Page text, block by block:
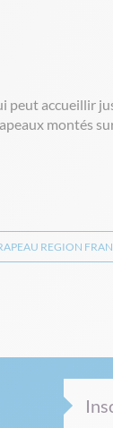
peut accueillir
montés
REGION